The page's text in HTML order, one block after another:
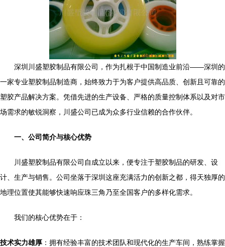
深圳川盛塑胶制品有限公司，作为扎根于中国制造业前沿——深圳的
一家专业塑胶制品制造商，始终致力于为客户提供高品质、创新且可靠的
塑胶产品解决方案。凭借先进的生产设备、严格的质量控制体系以及对市
场需求的敏锐洞察，川盛公司已成为众多行业信赖的合作伙伴。
一、公司简介与核心优势
川盛塑胶制品有限公司自成立以来，便专注于塑胶制品的研发、设
计、生产与销售。公司坐落于深圳这座充满活力的创新之都，得天独厚的
地理位置使其能够快速响应珠三角乃至全国客户的多样化需求。
我们的核心优势在于：
技术实力雄厚 ：拥有经验丰富的技术团队和现代化的生产车间，熟练掌握